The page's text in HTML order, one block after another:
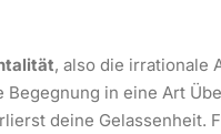
, also die irrationale
in eine Art
deine Gelassenheit.